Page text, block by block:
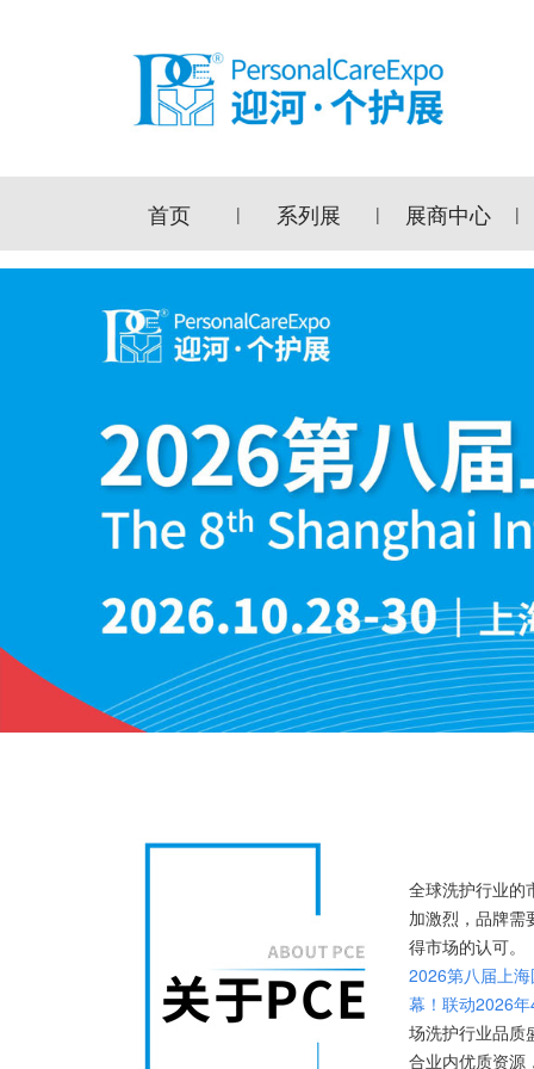
首页 | 系列展 | 展商中心 |
全球洗护行业的
加激烈 ，品牌
得市场的认可。
2026第八届上
幕！ 联动2026
场洗护行业品质
合业内优质资源